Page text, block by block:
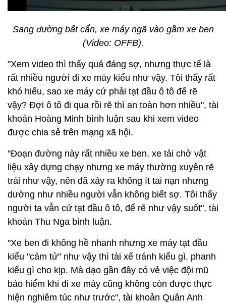
Sang đường bất cẩn, xe máy ngã vào gầm xe ben
(Video: OFFB).
"Xem video thì thấy quá đáng sợ, nhưng thực tế là
rất nhiều người đi xe máy kiểu như vậy. Tôi thấy rất
khó hiểu, sao xe máy cứ phải tạt đầu ô tô để rẽ
vậy? Đợi ô tô đi qua rồi rẽ thì an toàn hơn nhiều", tài
khoản Hoàng Minh bình luận sau khi xem video
được chia sẻ trên mạng xã hội.
"Đoạn đường này rất nhiều xe ben, xe tải chở vật
liệu xây dựng chạy nhưng xe máy thường xuyên rẽ
trái như vậy, nên đã xảy ra không ít tai nạn nhưng
dường như nhiều người vẫn không biết sợ. Tôi thấy
người ta vẫn cứ tạt đầu ô tô, để rẽ như vậy suốt", tài
khoản Thu Nga bình luận.
"Xe ben đi không hề nhanh nhưng xe máy tạt đầu
kiểu "cảm tử" như vậy thì tài xế tránh kiểu gì, phanh
kiểu gì cho kịp. Mà dạo gần đây có vẻ việc đội mũ
bảo hiểm khi đi xe máy cũng không còn được thực
hiện nghiêm túc như trước", tài khoản Quân Anh